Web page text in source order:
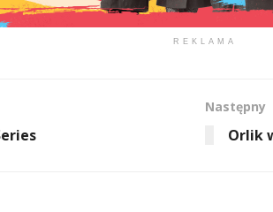
REKLAMA
Następny
Orlik